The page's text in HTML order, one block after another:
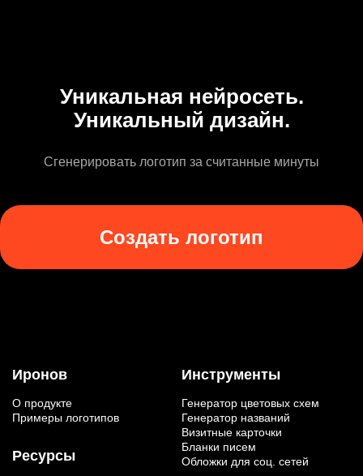
Уникальная нейросеть.
Уникальный дизайн.
Сгенерировать логотип за считанные минуты
Создать логотип
Иронов
О продукте
Примеры логотипов
Ресурсы
Инструменты
Генератор цветовых схем
Генератор названий
Визитные карточки
Бланки писем
Обложки для соц. сетей